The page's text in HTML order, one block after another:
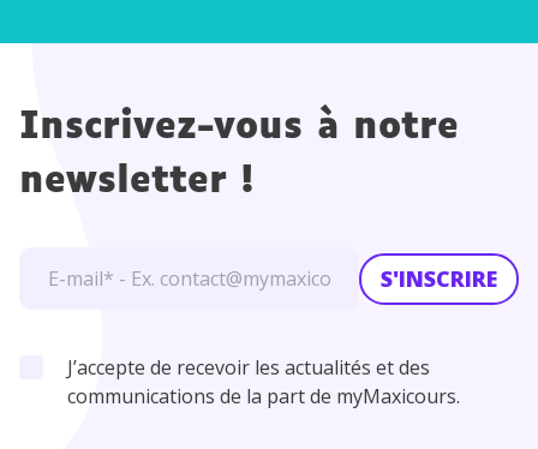
Inscrivez-vous à notre
newsletter !
S'INSCRIRE
J’accepte de recevoir les actualités et des
communications de la part de myMaxicours.